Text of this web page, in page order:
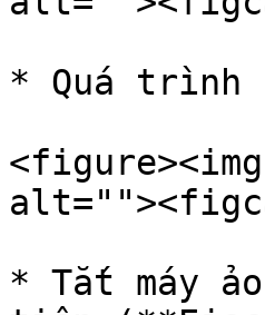
* Quá trình
* Tắt máy